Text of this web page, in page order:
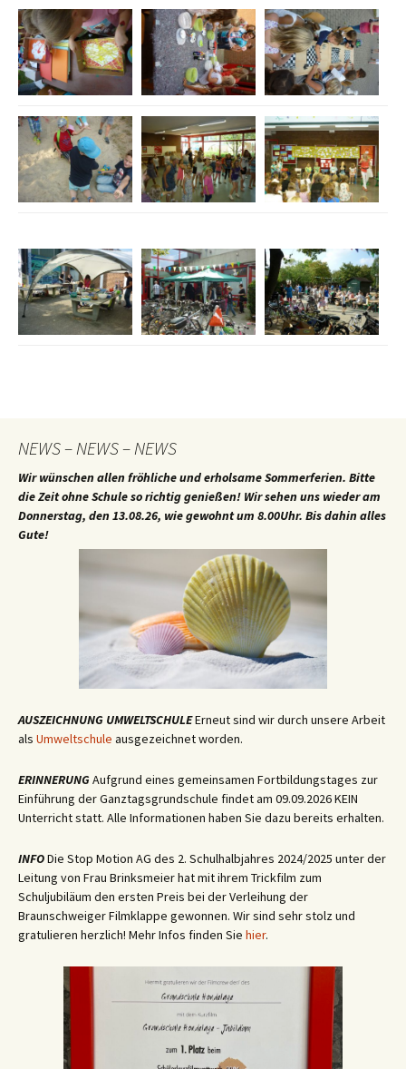
NEWS – NEWS – NEWS
Wir wünschen allen fröhliche und erholsame Sommerferien. Bitte
die Zeit ohne Schule so richtig genießen! Wir sehen uns wieder am
Donnerstag, den 13.08.26, wie gewohnt um 8.00Uhr. Bis dahin alles
Gute!
AUSZEICHNUNG UMWELTSCHULEErneut sind wir durch unsere Arbeit
als Umweltschule ausgezeichnet worden.
ERINNERUNGAufgrund eines gemeinsamen Fortbildungstages zur
Einführung der Ganztagsgrundschule findet am 09.09.2026 KEIN
Unterricht statt. Alle Informationen haben Sie dazu bereits erhalten.
INFODie Stop Motion AG des 2. Schulhalbjahres 2024/2025 unter der
Leitung von Frau Brinksmeier hat mit ihrem Trickfilm zum
Schuljubiläum den ersten Preis bei der Verleihung der
Braunschweiger Filmklappe gewonnen. Wir sind sehr stolz und
gratulieren herzlich! Mehr Infos finden Sie hier.